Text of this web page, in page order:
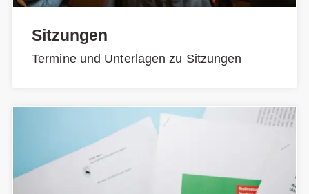
Sitzungen
Termine und Unterlagen zu Sitzungen